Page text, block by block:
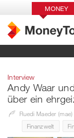
MONEY
Interview
Andy Waar
über ein
Ruedi Maeder (mae)
Finanzwelt